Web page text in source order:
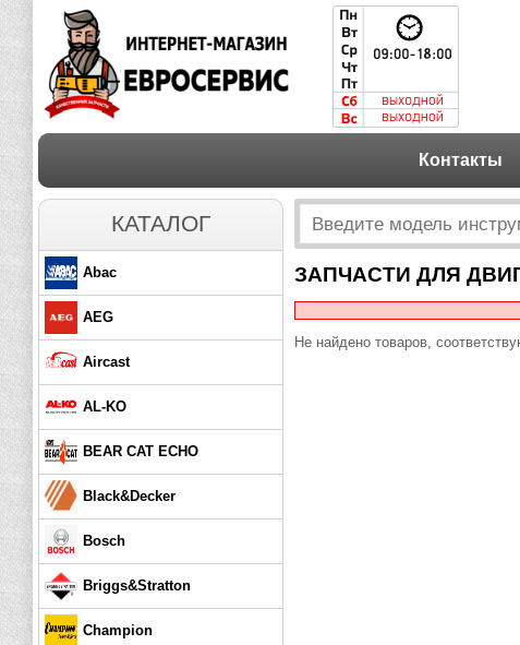
Контакты
КАТАЛОГ
Abac
AEG
Aircast
AL-KO
BEAR CAT ECHO
Black&Decker
Bosch
Briggs&Stratton
Champion
ЗАПЧАСТИ ДЛЯ
Не найдено товаров,